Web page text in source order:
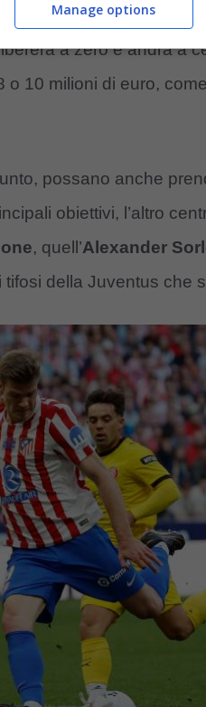
serbo per il
a zero e andrà a
10 milioni di euro, come
possano anche
obiettivi, l’altro
, quell’Alexander
della Juventus che
Manage options